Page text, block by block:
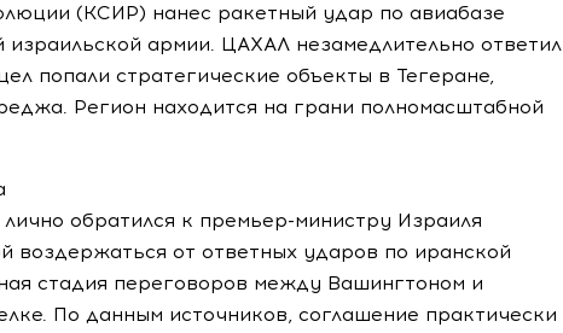
(КСИР) нанес ракетный удар по авиабазе
армии. ЦАХАЛ незамедлительно ответил
попали стратегические объекты в Тегеране,
Регион находится на грани полномасштабной
обратился к премьер-министру Израиля
воздержаться от ответных ударов по иранской
стадия переговоров между Вашингтоном и
По данным источников, соглашение практически